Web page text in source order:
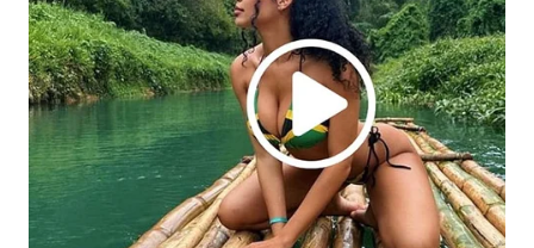
WN
SAMOSIR
WN
PADANG
LAWAS